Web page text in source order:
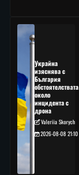
Украйна
изяснява с
България
обстоятелствата
около
инцидента с
дрона
Valeriia Skorych
2026-08-08 21:10